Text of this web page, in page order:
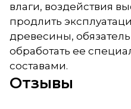
влаги, воздействия
продлить
древесины,
обработать ее
составами.
Отзывы